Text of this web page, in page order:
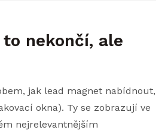
nekončí, ale
jak lead magnet nabídnout,
okna). Ty se zobrazují ve
nejrelevantnějším